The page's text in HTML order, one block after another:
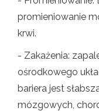
promieniowanie
krwi.
- Zakażenia:
ośrodkowego
bariera jest
mózgowych,